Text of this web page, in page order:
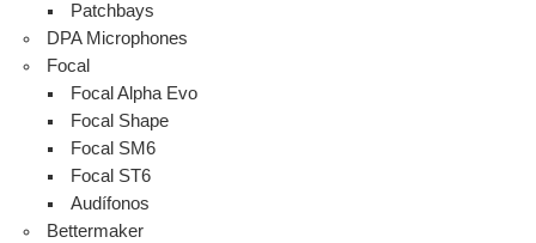
Patchbays
DPA Microphones
Focal
Focal Alpha Evo
Focal Shape
Focal SM6
Focal ST6
Audífonos
Bettermaker